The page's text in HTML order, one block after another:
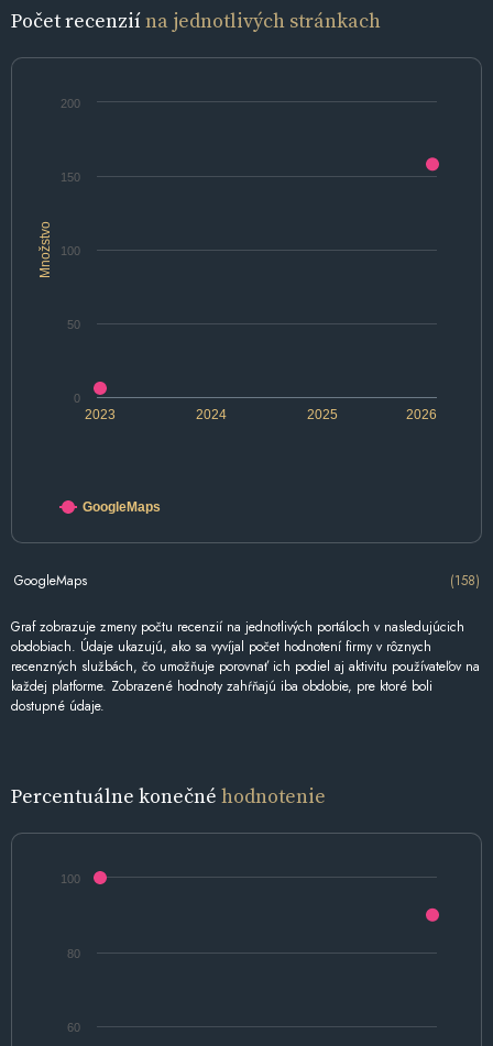
Počet recenziína jednotlivých stránkach
Množstvo
2024 2026
2023 2025
0
50
100
150
200
GoogleMaps
GoogleMaps (158)
Graf zobrazuje zmeny počtu recenzií na jednotlivých portáloch v nasledujúcich
obdobiach. Údaje ukazujú, ako sa vyvíjal počet hodnotení firmy v rôznych
recenzných službách, čo umožňuje porovnať ich podiel aj aktivitu používateľov na
každej platforme. Zobrazené hodnoty zahŕňajú iba obdobie, pre ktoré boli
dostupné údaje.
Percentuálne konečné hodnotenie
60
80
100